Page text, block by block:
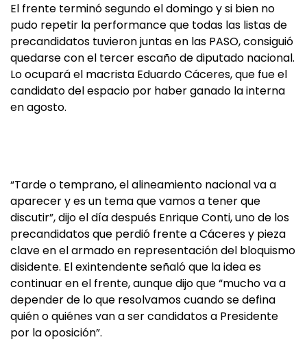
El frente terminó segundo el domingo y si bien no
pudo repetir la performance que todas las listas de
precandidatos tuvieron juntas en las PASO, consiguió
quedarse con el tercer escaño de diputado nacional.
Lo ocupará el macrista Eduardo Cáceres, que fue el
candidato del espacio por haber ganado la interna
en agosto.
“Tarde o temprano, el alineamiento nacional va a
aparecer y es un tema que vamos a tener que
discutir”, dijo el día después Enrique Conti, uno de los
precandidatos que perdió frente a Cáceres y pieza
clave en el armado en representación del bloquismo
disidente. El exintendente señaló que la idea es
continuar en el frente, aunque dijo que “mucho va a
depender de lo que resolvamos cuando se defina
quién o quiénes van a ser candidatos a Presidente
por la oposición”.